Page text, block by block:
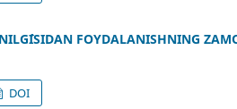
FOYDALANISHNING
DOI